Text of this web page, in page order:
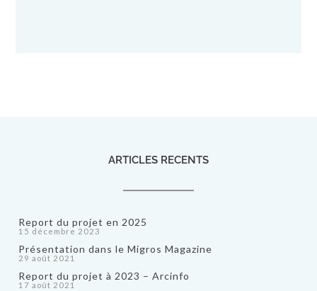
ARTICLES RECENTS
Report du projet en 2025
15 décembre 2023
Présentation dans le Migros Magazine
29 août 2021
Report du projet à 2023 – Arcinfo
17 août 2021